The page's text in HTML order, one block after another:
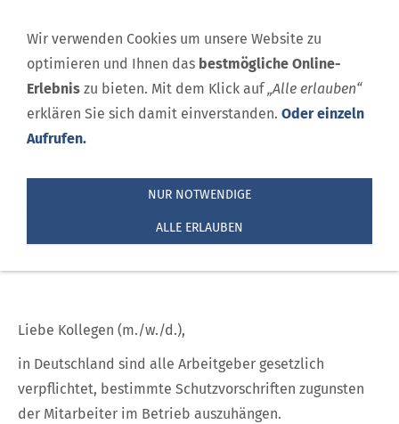
Arbeitsschutz bei
FINO
Liebe Kollegen (m./w./d.),
in Deutschland sind alle Arbeitgeber gesetzlich
verpflichtet, bestimmte Schutzvorschriften zugunsten
der Mitarbeiter im Betrieb auszuhängen.
Wir verwenden Cookies um unsere Website zu
optimieren und Ihnen das bestmögliche Online-
Erlebnis zu bieten. Mit dem Klick auf„Alle erlauben“
erklären Sie sich damit einverstanden. Oder einzeln
Aufrufen.
NUR NOTWENDIGE
ALLE ERLAUBEN